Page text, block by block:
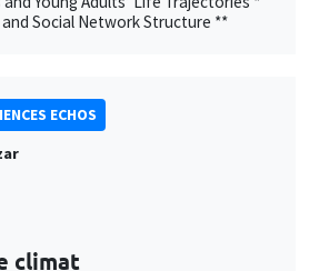
climat
présentée par Fanny Henriet
AMSE SEMINAR